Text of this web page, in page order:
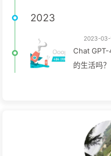
2023
2023-03-
Chat
的生活吗？